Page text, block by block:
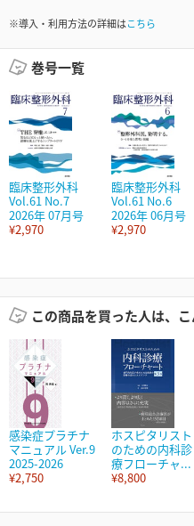
※導入・利用方法の詳細はこちら
巻号一覧
臨床整形外科
Vol.61 No.7
2026年 07月号
¥2,970
臨床整形外科
Vol.61 No.6
2026年 06月号
¥2,970
この商品を買った人は、こ
感染症プラチナ
マニュアル Ver.9
2025-2026
¥2,750
ホスピタリスト
のための内科診
療フローチャ...
¥8,800